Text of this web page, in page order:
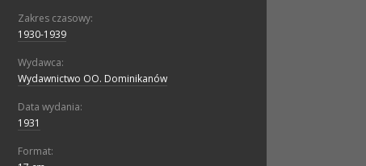
Zakres czasowy:
1930-1939
Wydawca:
Wydawnictwo OO. Dominikanów
Data wydania:
1931
Format: